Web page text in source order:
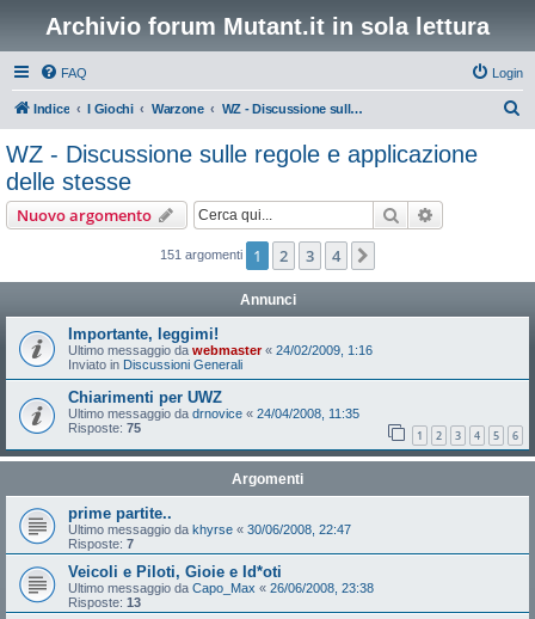
Archivio forum Mutant.it in sola lettura
FAQ Login
Indice I Giochi Warzone WZ - Discussione sulle regole e applicazione delle stesse
WZ - Discussione sulle regole e applicazione
delle stesse
Nuovo argomento Cerca
151 argomenti 1 2 3 4
Annunci
Importante, leggimi!
Ultimo messaggio da webmaster« 24/02/2009, 1:16
Inviato in Discussioni Generali
Chiarimenti per UWZ
Ultimo messaggio da drnovice « 24/04/2008, 11:35
Risposte: 75 1 2 3 4 5 6
Argomenti
prime partite..
Ultimo messaggio da khyrse « 30/06/2008, 22:47
Risposte: 7
Veicoli e Piloti, Gioie e Id*oti
Ultimo messaggio da Capo_Max « 26/06/2008, 23:38
Risposte: 13